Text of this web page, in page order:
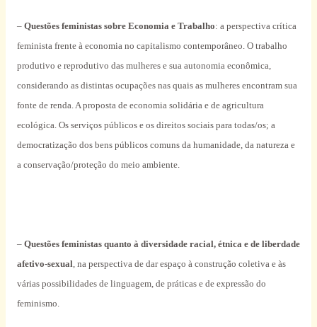
– Questões feministas sobre Economia e Trabalho: a perspectiva crítica
feminista frente à economia no capitalismo contemporâneo. O trabalho
produtivo e reprodutivo das mulheres e sua autonomia econômica,
considerando as distintas ocupações nas quais as mulheres encontram sua
fonte de renda. A proposta de economia solidária e de agricultura
ecológica. Os serviços públicos e os direitos sociais para todas/os; a
democratização dos bens públicos comuns da humanidade, da natureza e
a conservação/proteção do meio ambiente.
– Questões feministas quanto à diversidade racial, étnica e de liberdade
afetivo-sexual, na perspectiva de dar espaço à construção coletiva e às
várias possibilidades de linguagem, de práticas e de expressão do
feminismo.